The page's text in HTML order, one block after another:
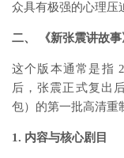
众具有极强的心理压
二、 《新张震讲故
这个版本通常是指
后，张震正式复出
包）的第一批高清重
1. 内容与核心剧目